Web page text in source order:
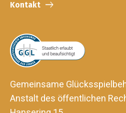
Kontakt
Gemeinsame
Anstalt des öffentlichen